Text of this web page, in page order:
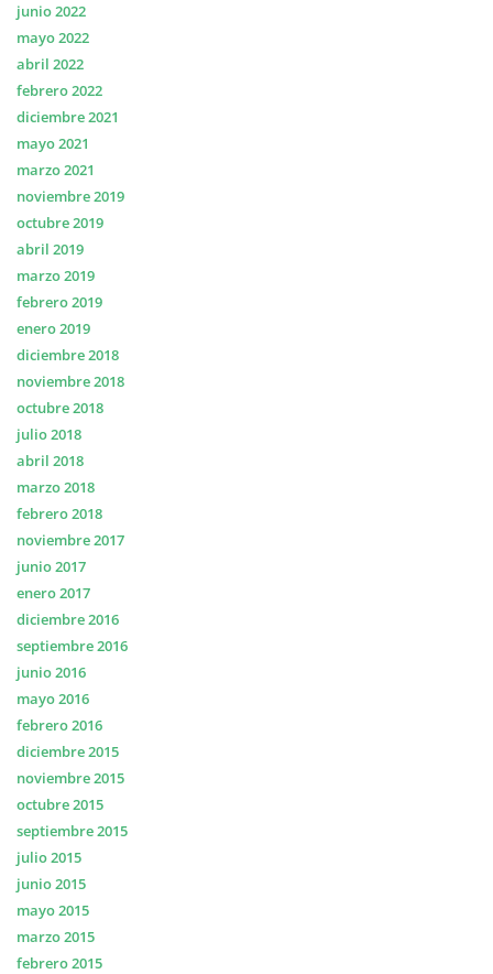
junio 2022
mayo 2022
abril 2022
febrero 2022
diciembre 2021
mayo 2021
marzo 2021
noviembre 2019
octubre 2019
abril 2019
marzo 2019
febrero 2019
enero 2019
diciembre 2018
noviembre 2018
octubre 2018
julio 2018
abril 2018
marzo 2018
febrero 2018
noviembre 2017
junio 2017
enero 2017
diciembre 2016
septiembre 2016
junio 2016
mayo 2016
febrero 2016
diciembre 2015
noviembre 2015
octubre 2015
septiembre 2015
julio 2015
junio 2015
mayo 2015
marzo 2015
febrero 2015